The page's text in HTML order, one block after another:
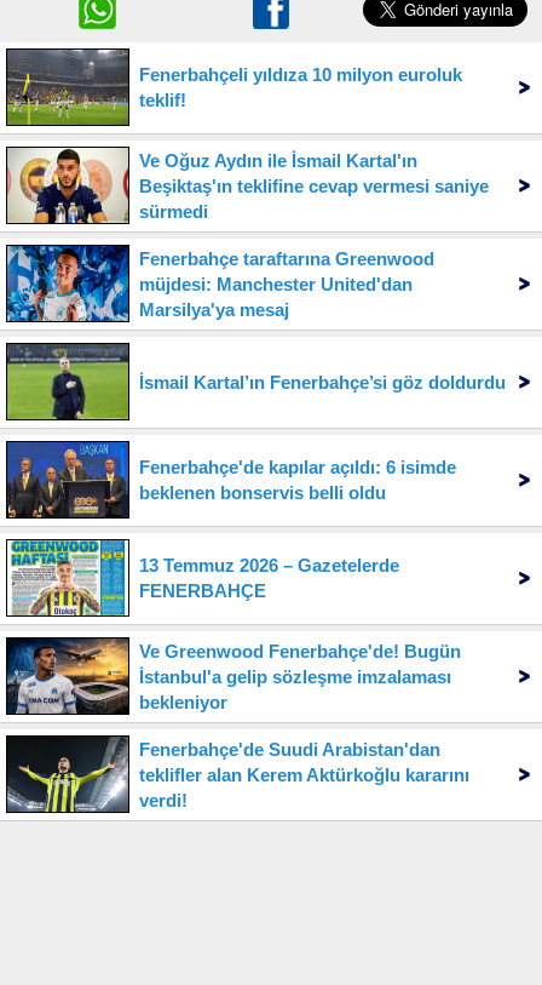
Fenerbahçeli yıldıza 10 milyon euroluk
teklif!
Ve Oğuz Aydın ile İsmail Kartal'ın
Beşiktaş'ın teklifine cevap vermesi saniye
sürmedi
Fenerbahçe taraftarına Greenwood
müjdesi: Manchester United'dan
Marsilya'ya mesaj
İsmail Kartal’ın Fenerbahçe’si göz doldurdu
Fenerbahçe'de kapılar açıldı: 6 isimde
beklenen bonservis belli oldu
13 Temmuz 2026 – Gazetelerde
FENERBAHÇE
Ve Greenwood Fenerbahçe'de! Bugün
İstanbul'a gelip sözleşme imzalaması
bekleniyor
Fenerbahçe'de Suudi Arabistan'dan
teklifler alan Kerem Aktürkoğlu kararını
verdi!